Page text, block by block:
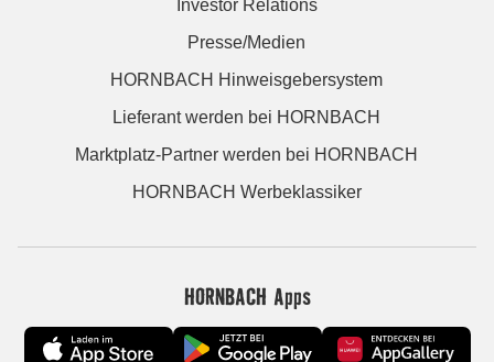
Investor Relations
Presse/Medien
HORNBACH Hinweisgebersystem
Lieferant werden bei HORNBACH
Marktplatz-Partner werden bei HORNBACH
HORNBACH Werbeklassiker
HORNBACH Apps